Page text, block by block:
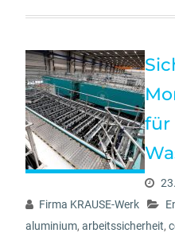
für
Firma KRAUSE-Werk
aluminium, arbeitssicherheit,